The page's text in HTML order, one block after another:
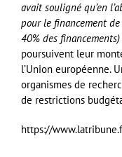
avait souligné qu’en
pour le financement
40% des financements)
poursuivent leur
l’Union européenne.
organismes de
de restrictions
https://